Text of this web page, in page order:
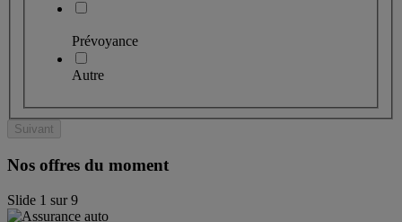
Prévoyance
Autre
Suivant
Nos offres du moment
Slide 1 sur9